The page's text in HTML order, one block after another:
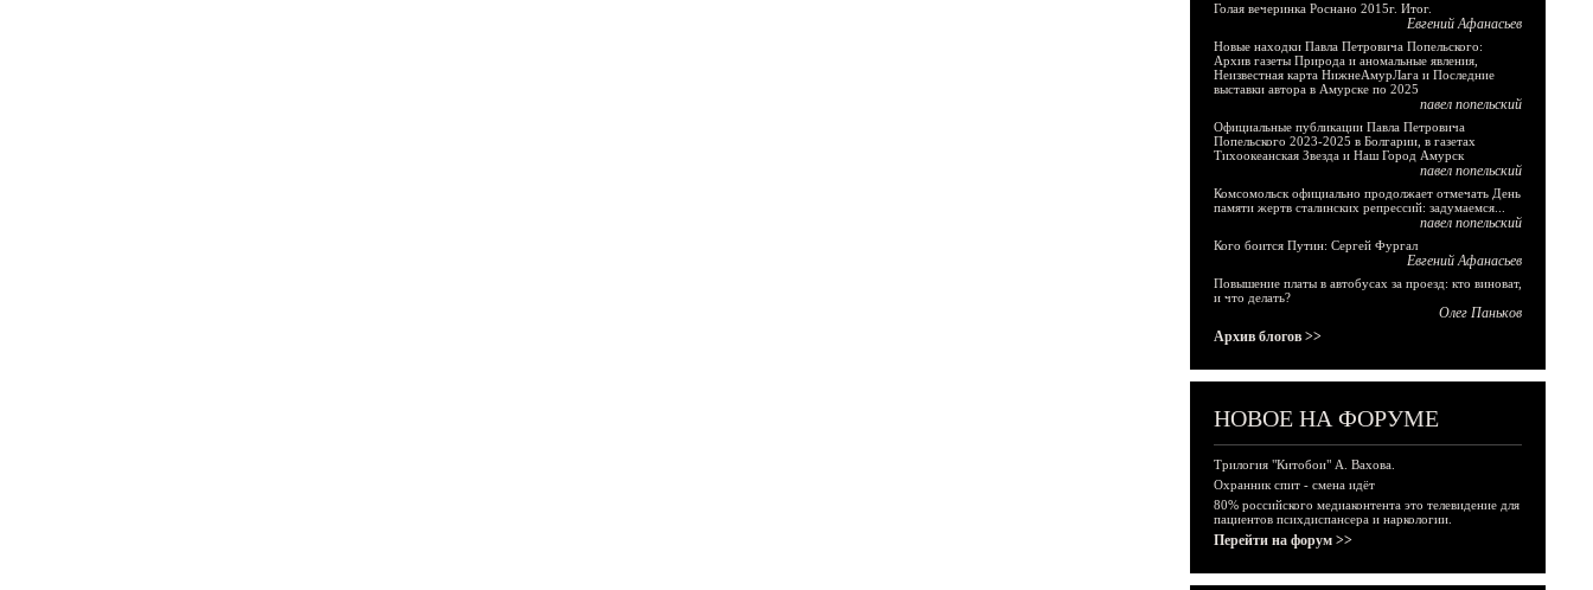
Голая вечеринка Роснано 2015г. Итог.
Евгений Афанасьев
Новые находки Павла Петровича Попельского:
Архив газеты Природа и аномальные явления,
Неизвестная карта НижнеАмурЛага и Последние
выставки автора в Амурске по 2025
павел попельский
Официальные публикации Павла Петровича
Попельского 2023-2025 в Болгарии, в газетах
Тихоокеанская Звезда и Наш Город Амурск
павел попельский
Комсомольск официально продолжает отмечать День
памяти жертв сталинских репрессий: задумаемся...
павел попельский
Кого боится Путин: Сергей Фургал
Евгений Афанасьев
Повышение платы в автобусах за проезд: кто виноват,
и что делать?
Олег Паньков
Архив блогов >>
НОВОЕ НА ФОРУМЕ
Трилогия "Китобои" А. Вахова.
Охранник спит - смена идёт
80% российского медиаконтента это телевидение для
пациентов психдиспансера и наркологии.
Перейти на форум >>